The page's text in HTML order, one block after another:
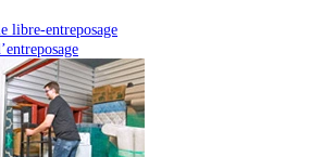
libre-entreposage